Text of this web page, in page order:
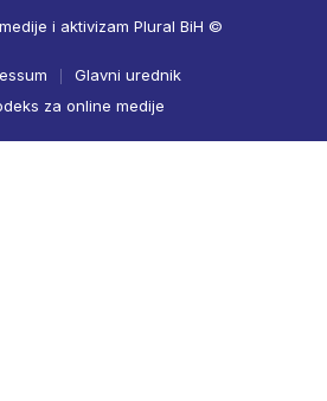
i aktivizam Plural BiH ©
Glavni urednik
za online medije